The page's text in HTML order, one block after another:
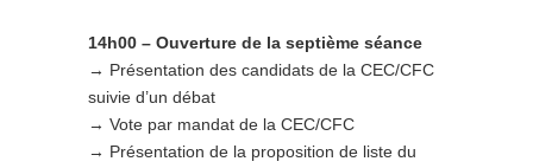
14h00 – Ouverture de la septième séance
→ Présentation des candidats de la CEC/CFC
suivie d’un débat
→ Vote par mandat de la CEC/CFC
→ Présentation de la proposition de liste du